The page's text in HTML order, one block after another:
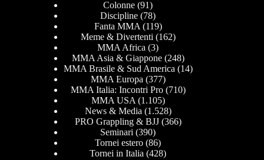
Colonne (91)
Discipline (78)
Fanta MMA (119)
Meme & Divertenti (162)
MMA Africa (3)
MMA Asia & Giappone(248)
MMA Brasile & Sud America (14)
MMA Europa (377)
MMA Italia: Incontri Pro(710)
MMA USA (1.105)
News & Media (1.528)
PRO Grappling & BJJ(366)
Seminari (390)
Tornei estero (86)
Tornei in Italia (428)